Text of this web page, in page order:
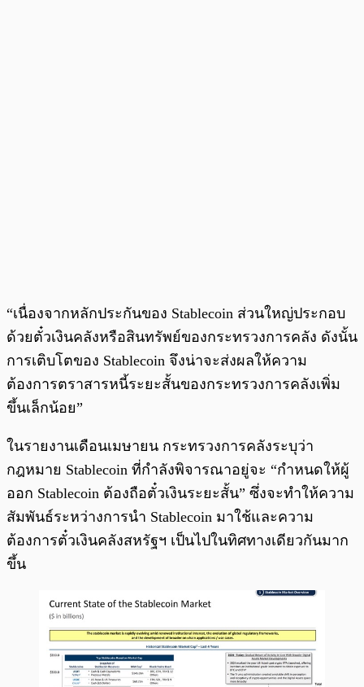
“เนื่องจากหลักประกันของ Stablecoin ส่วนใหญ่ประกอบ
ด้วยตั๋วเงินคลังหรือสินทรัพย์ของกระทรวงการคลัง ดังนั้น
การเติบโตของ Stablecoin จึงน่าจะส่งผลให้ความ
ต้องการตราสารหนี้ระยะสั้นของกระทรวงการคลังเพิ่ม
ขึ้นเล็กน้อย”
ในรายงานเดือนเมษายน กระทรวงการคลังระบุว่า
กฎหมาย Stablecoin ที่กำลังพิจารณาอยู่จะ “กำหนดให้ผู้
ออก Stablecoin ต้องถือตั๋วเงินระยะสั้น” ซึ่งจะทำให้ความ
สัมพันธ์ระหว่างการนำ Stablecoin มาใช้และความ
ต้องการตั๋วเงินคลังสหรัฐฯ เป็นไปในทิศทางเดียวกันมาก
ขึ้น